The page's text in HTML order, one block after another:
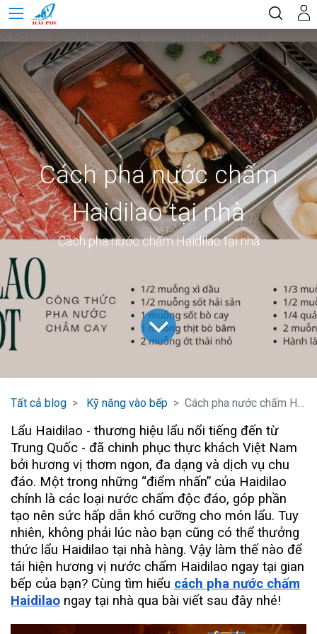
Cách pha nước chấm
Haidilao tại nhà
Cách pha nước chấm Haidilao tại nhà
Tất cả blog Kỹ năng vào bếp Cách pha nước chấm Haidilao tại nhà
Lẩu Haidilao - thương hiệu lẩu nổi tiếng đến từ
Trung Quốc - đã chinh phục thực khách Việt Nam
bởi hương vị thơm ngon, đa dạng và dịch vụ chu
đáo. Một trong những “điểm nhấn” của Haidilao
chính là các loại nước chấm độc đáo, góp phần
tạo nên sức hấp dẫn khó cưỡng cho món lẩu. Tuy
nhiên, không phải lúc nào bạn cũng có thể thưởng
thức lẩu Haidilao tại nhà hàng. Vậy làm thế nào để
tái hiện hương vị nước chấm Haidilao ngay tại gian
bếp của bạn? Cùng tìm hiểu cách pha nước chấm
Haidilao ngay tại nhà qua bài viết sau đây nhé!